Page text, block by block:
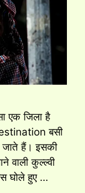
एक जिला है
बसी
हैं। इसकी
वाली कुल्ल्वी
घोले हुए …